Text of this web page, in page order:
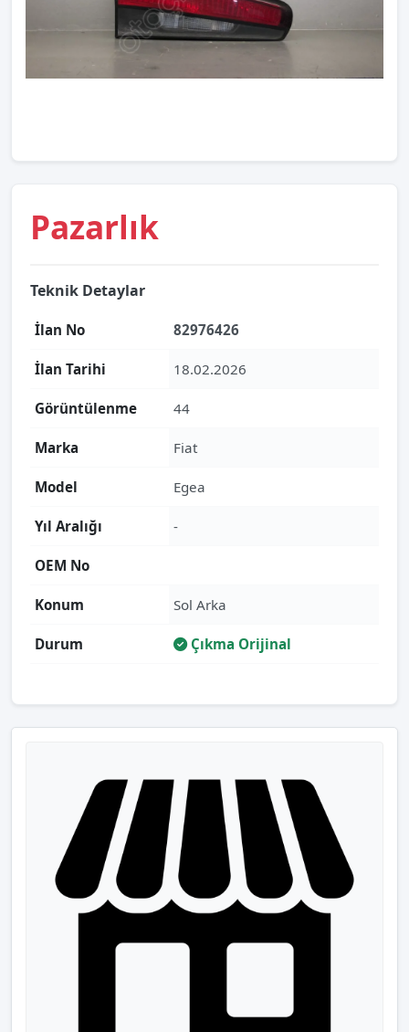
Pazarlık
Teknik Detaylar
İlan No 82976426
İlan Tarihi 18.02.2026
Görüntülenme 44
Marka Fiat
Model Egea
Yıl Aralığı -
OEM No
Konum Sol Arka
Durum Çıkma Orijinal